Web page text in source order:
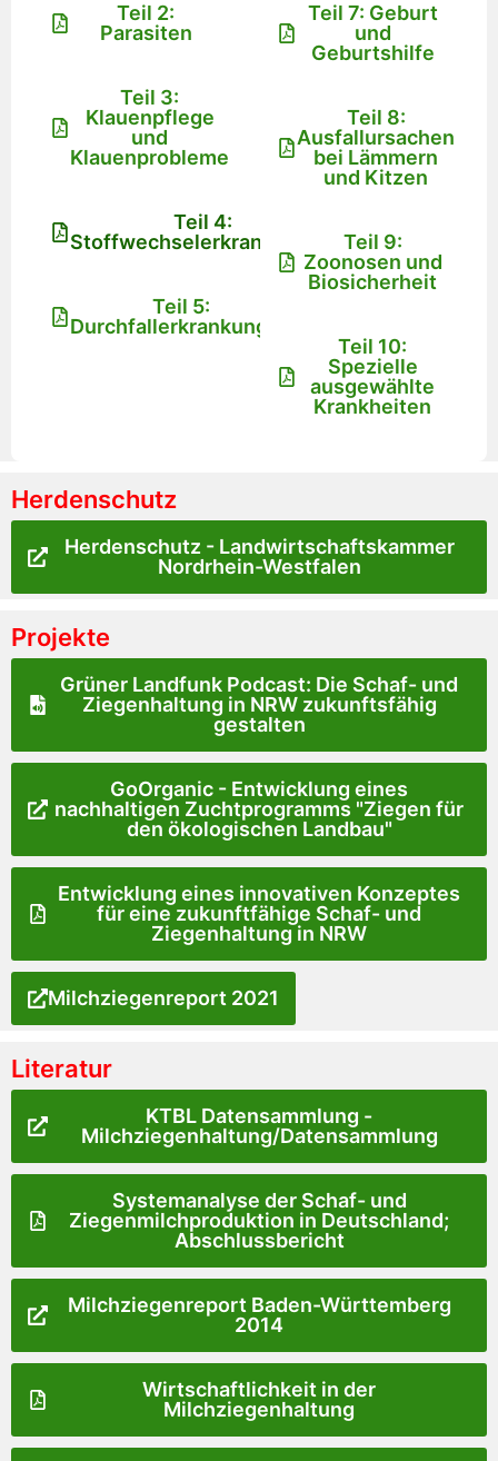
Teil 2:
Parasiten
Teil 3:
Klauenpflege
und
Klauenprobleme
Teil 4:
Stoffwechselerkrankungen
Teil 5:
Durchfallerkrankungen
Teil 7: Geburt
und
Geburtshilfe
Teil 8:
Ausfallursachen
bei Lämmern
und Kitzen
Teil 9:
Zoonosen und
Biosicherheit
Teil 10:
Spezielle
ausgewählte
Krankheiten
Herdenschutz
Herdenschutz - Landwirtschaftskammer
Nordrhein-Westfalen
Projekte
Grüner Landfunk Podcast: Die Schaf- und
Ziegenhaltung in NRW zukunftsfähig
gestalten
GoOrganic - Entwicklung eines
nachhaltigen Zuchtprogramms "Ziegen für
den ökologischen Landbau"
Entwicklung eines innovativen Konzeptes
für eine zukunftfähige Schaf- und
Ziegenhaltung in NRW
Milchziegenreport 2021
Literatur
KTBL Datensammlung -
Milchziegenhaltung/Datensammlung
Systemanalyse der Schaf- und
Ziegenmilchproduktion in Deutschland;
Abschlussbericht
Milchziegenreport Baden-Württemberg
2014
Wirtschaftlichkeit in der
Milchziegenhaltung